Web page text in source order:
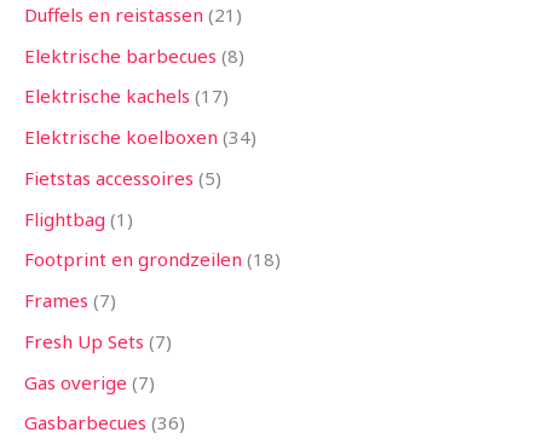
Duffels en reistassen 21
Elektrische barbecues 8
Elektrische kachels 17
Elektrische koelboxen 34
Fietstas accessoires 5
Flightbag 1
Footprint en grondzeilen 18
Frames 7
Fresh Up Sets 7
Gas overige 7
Gasbarbecues 36